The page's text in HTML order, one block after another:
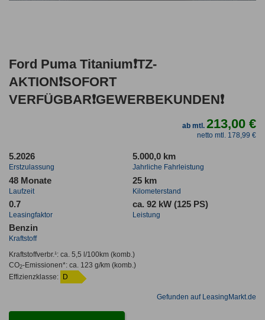
Ford Puma Titanium❗TZ-
AKTION❗SOFORT
VERFÜGBAR❗GEWERBEKUNDEN❗
ab mtl.213,00 €
netto mtl. 178,99 €
5.2026
Erstzulassung
5.000,0 km
Jahrliche Fahrleistung
48 Monate
Laufzeit
25 km
Kilometerstand
0.7
Leasingfaktor
ca. 92 kW (125 PS)
Leistung
Benzin
Kraftstoff
Kraftstoffverbr.¹: ca. 5,5 l/100km(komb.)
CO2-Emissionen*: ca. 123 g/km(komb.)
Effizienzklasse: D
Gefunden auf LeasingMarkt.de